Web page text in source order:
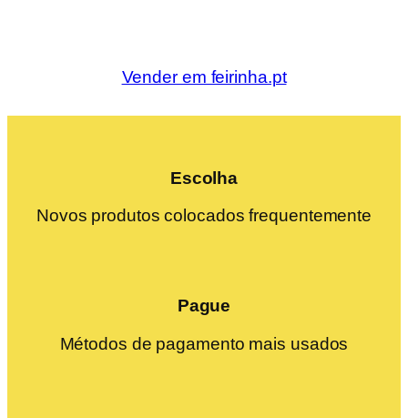
Vender em feirinha.pt
Escolha
Novos produtos colocados frequentemente
Pague
Métodos de pagamento mais usados